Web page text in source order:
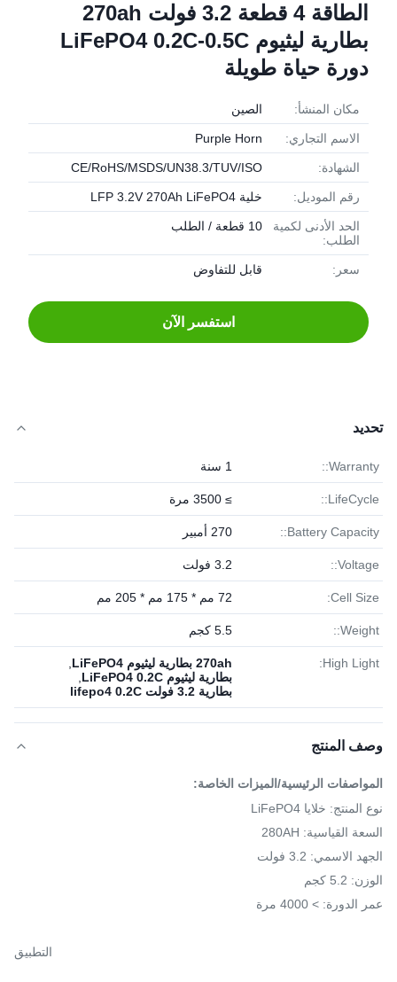
الطاقة 4 قطعة 3.2 فولت 270ah
بطارية ليثيوم LiFePO4 0.2C-0.5C
دورة حياة طويلة
مكان المنشأ: الصين
الاسم التجاري: Purple Horn
الشهادة: CE/RoHS/MSDS/UN38.3/TUV/ISO
رقم الموديل: خلية LFP 3.2V 270Ah LiFePO4
الحد الأدنى لكمية
الطلب:
10 قطعة / الطلب
سعر: قابل للتفاوض
استفسر الآن
تحديد
Warranty:: 1 سنة
LifeCycle:: ≥ 3500 مرة
Battery Capacity:: 270 أمبير
Voltage:: 3.2 فولت
Cell Size: 72 مم * 175 مم * 205 مم
Weight:: 5.5 كجم
High Light: 270ah بطارية ليثيوم LiFePO4
بطارية ليثيوم LiFePO4 0.2C
بطارية 3.2 فولت lifepo4 0.2C
وصف المنتج
المواصفات الرئيسية/الميزات الخاصة:
نوع المنتج: خلايا LiFePO4
السعة القياسية: 280AH
الجهد الاسمي: 3.2 فولت
الوزن: 5.2 كجم
عمر الدورة: > 4000 مرة
التطبيق